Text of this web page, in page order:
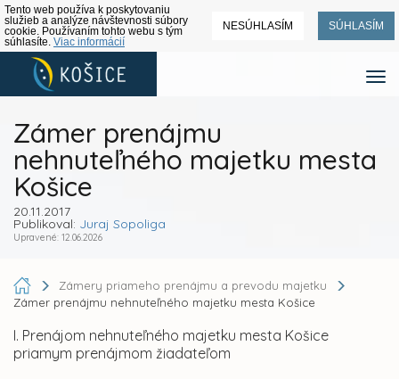
Tento web používa k poskytovaniu
služieb a analýze návštevnosti súbory
cookie. Používaním tohto webu s tým
súhlasíte. Viac informácií
NESÚHLASÍM SÚHLASÍM
Zámer prenájmu
nehnuteľného majetku mesta
Košice
20.11.2017
Publikoval: Juraj Sopoliga
Upravené: 12.06.2026
Zámery priameho prenájmu a prevodu majetku
Zámer prenájmu nehnuteľného majetku mesta Košice
I. Prenájom nehnuteľného majetku mesta Košice
priamym prenájmom žiadateľom